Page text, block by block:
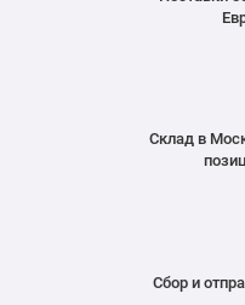
Склад в
Сбор и